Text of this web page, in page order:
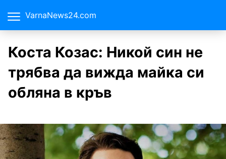
VarnaNews24.com
Коста Козас: Никой син не
трябва да вижда майка си
обляна в кръв